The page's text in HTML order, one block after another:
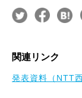
関連リンク
発表資料（NTT西